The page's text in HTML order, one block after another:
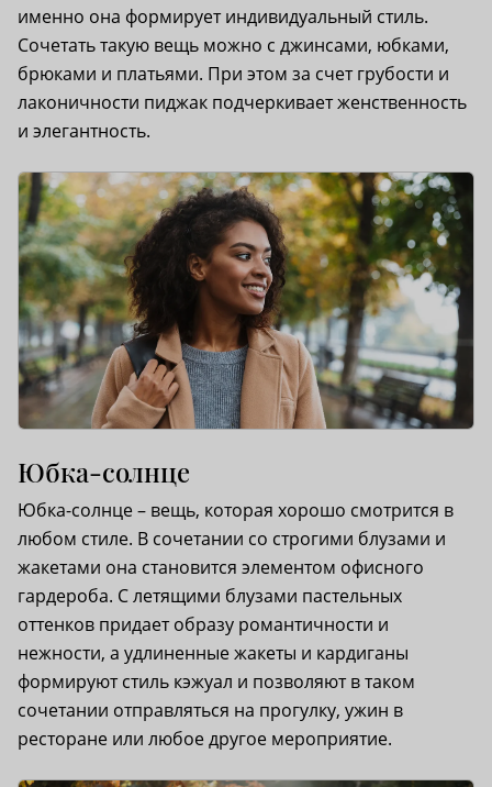
именно она формирует индивидуальный стиль.
Сочетать такую вещь можно с джинсами, юбками,
брюками и платьями. При этом за счет грубости и
лаконичности пиджак подчеркивает женственность
и элегантность.
Юбка-солнце
Юбка-солнце – вещь, которая хорошо смотрится в
любом стиле. В сочетании со строгими блузами и
жакетами она становится элементом офисного
гардероба. С летящими блузами пастельных
оттенков придает образу романтичности и
нежности, а удлиненные жакеты и кардиганы
формируют стиль кэжуал и позволяют в таком
сочетании отправляться на прогулку, ужин в
ресторане или любое другое мероприятие.